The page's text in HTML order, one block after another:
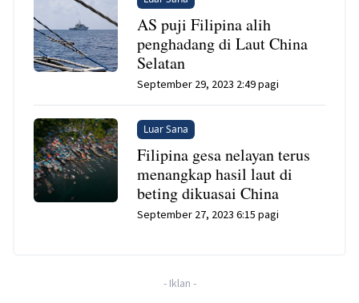
AS puji Filipina alih
penghadang di Laut China
Selatan
September 29, 2023 2:49 pagi
Luar Sana
Filipina gesa nelayan terus
menangkap hasil laut di
beting dikuasai China
September 27, 2023 6:15 pagi
- Iklan -